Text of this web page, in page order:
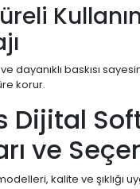
dayanıklı baskısı
korur.
Dijital
ve
kalite ve şıklığı